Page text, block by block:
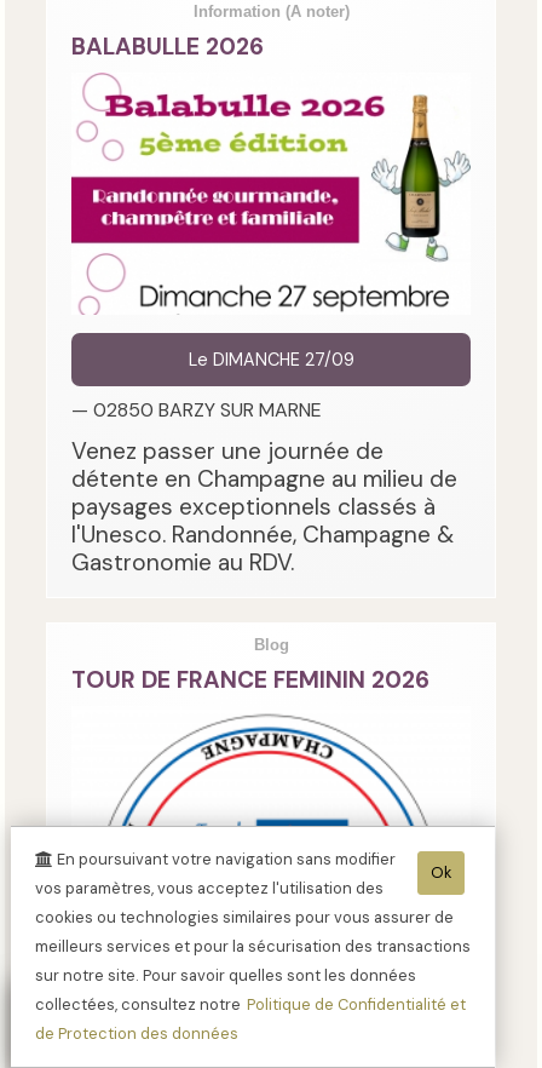
Information (A noter)
BALABULLE 2026
Le DIMANCHE 27/09
— 02850 BARZY SUR MARNE
Venez passer une journée de
détente en Champagne au milieu de
paysages exceptionnels classés à
l'Unesco. Randonnée, Champagne &
Gastronomie au RDV.
Blog
TOUR DE FRANCE FEMININ 2026
Ok
En poursuivant votre navigation sans modifier
vos paramètres, vous acceptez l'utilisation des
cookies ou technologies similaires pour vous assurer de
meilleurs services et pour la sécurisation des transactions
sur notre site. Pour savoir quelles sont les données
collectées, consultez notre Politique de Confidentialité et
de Protection des données